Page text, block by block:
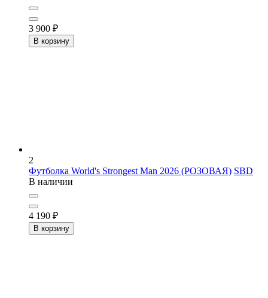
3 900 ₽
В корзину
2
Футболка World's Strongest Man 2026 (РОЗОВАЯ) SBD
В наличии
4 190 ₽
В корзину